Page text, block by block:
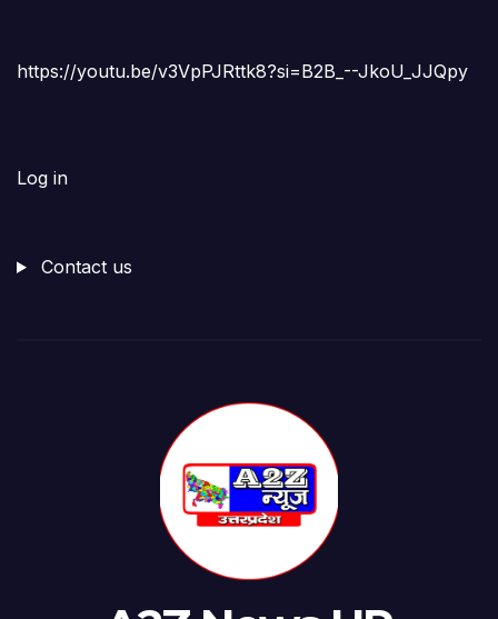
https://youtu.be/v3VpPJRttk8?si=B2B_--JkoU_JJQpy
Log in
Contact us